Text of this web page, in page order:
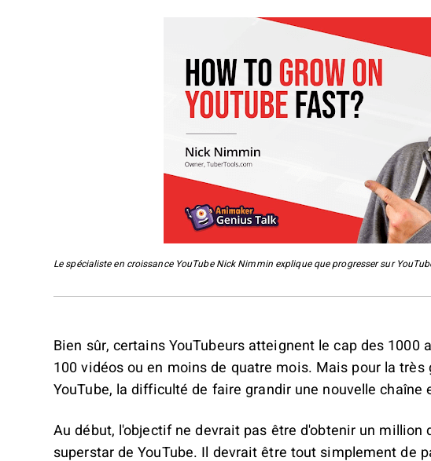
Le spécialiste en croissance YouTube Nick Nimmin explique que progresser sur
Bien sûr, certains YouTubeurs atteignent le cap des 1000
100 vidéos ou en moins de quatre mois. Mais pour la
YouTube, la difficulté de faire grandir une nouvelle chaîne
Au début, l'objectif ne devrait pas être d'obtenir un million
superstar de YouTube. Il devrait être tout simplement de